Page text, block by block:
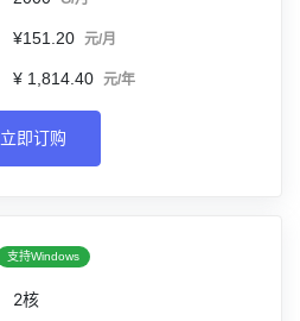
¥151.20 元/月
¥ 1,814.40 元/年
立即订购
支持Windows
2核